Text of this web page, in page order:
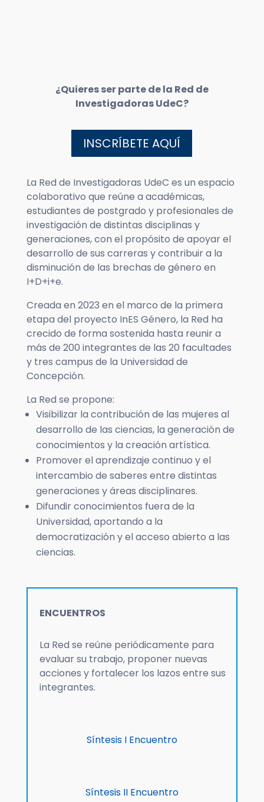
¿Quieres ser parte de la Red de
Investigadoras UdeC?
INSCRÍBETE AQUÍ
La Red de Investigadoras UdeC es un espacio
colaborativo que reúne a académicas,
estudiantes de postgrado y profesionales de
investigación de distintas disciplinas y
generaciones, con el propósito de apoyar el
desarrollo de sus carreras y contribuir a la
disminución de las brechas de género en
I+D+i+e.
Creada en 2023 en el marco de la primera
etapa del proyecto InES Género, la Red ha
crecido de forma sostenida hasta reunir a
más de 200 integrantes de las 20 facultades
y tres campus de la Universidad de
Concepción.
La Red se propone:
Visibilizar la contribución de las mujeres al
desarrollo de las ciencias, la generación de
conocimientos y la creación artística.
Promover el aprendizaje continuo y el
intercambio de saberes entre distintas
generaciones y áreas disciplinares.
Difundir conocimientos fuera de la
Universidad, aportando a la
democratización y el acceso abierto a las
ciencias.
ENCUENTROS
La Red se reúne periódicamente para
evaluar su trabajo, proponer nuevas
acciones y fortalecer los lazos entre sus
integrantes.
Síntesis I Encuentro
Síntesis II Encuentro